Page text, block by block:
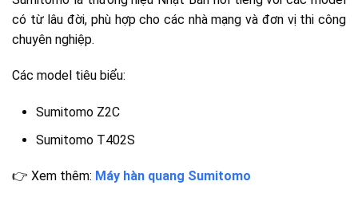
có từ lâu đời, phù hợp cho các nhà mạng và đơn vị thi công
chuyên nghiệp.
Các model tiêu biểu:
Sumitomo Z2C
Sumitomo T402S
👉 Xem thêm: Máy hàn quang Sumitomo